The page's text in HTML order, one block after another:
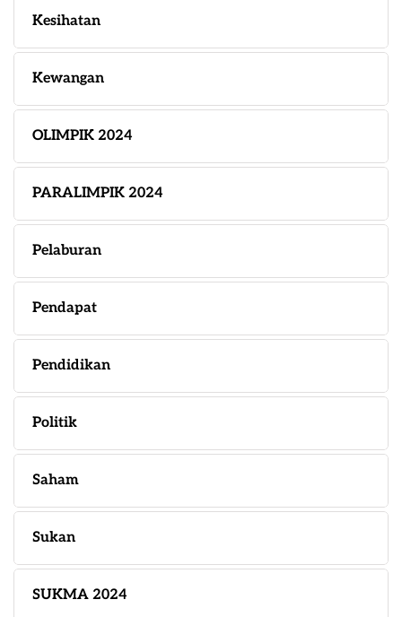
Kesihatan
Kewangan
OLIMPIK 2024
PARALIMPIK 2024
Pelaburan
Pendapat
Pendidikan
Politik
Saham
Sukan
SUKMA 2024